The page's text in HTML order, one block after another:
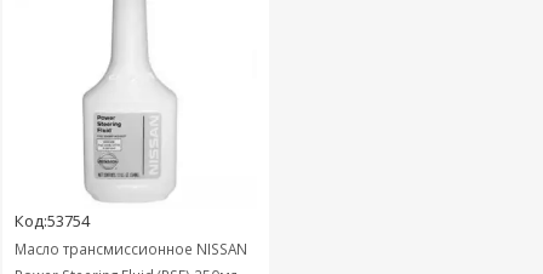
Код:53754
Масло трансмиссионное NISSAN